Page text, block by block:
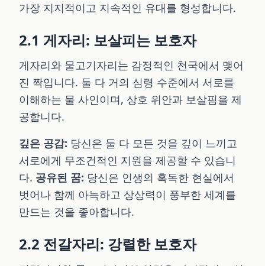
가장 지지적이고 지속적인 유대를 형성합니다.
2.1 게자리: 보살피는 보호자
게자리와 물고기자리는 감정적인 천국에서 맺어
진 짝입니다. 둘 다 거의 심령 수준에서 서로를
이해하는 물 사인이며, 상호 위안과 보살핌을 제
공합니다.
깊은 공감: 당신은 둘 다 모든 것을 깊이 느끼고
서로에게 무조건적인 지원을 제공할 수 있습니
다. 공유된 꿈: 당신은 인생의 혹독한 현실에서
벗어나 함께 아늑하고 상상력이 풍부한 세계를
만드는 것을 좋아합니다.
2.2 전갈자리: 강렬한 보호자